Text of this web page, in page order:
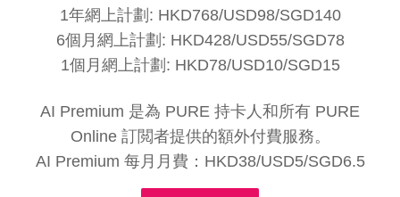
1年網上計劃: HKD768/USD98/SGD140
6個月網上計劃: HKD428/USD55/SGD78
1個月網上計劃: HKD78/USD10/SGD15
AI Premium 是為 PURE 持卡人和所有 PURE
Online 訂閲者提供的額外付費服務。
AI Premium 每月月費：HKD38/USD5/SGD6.5